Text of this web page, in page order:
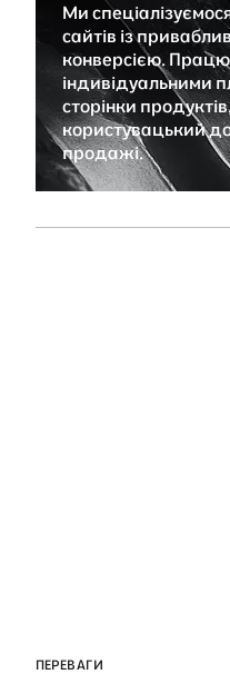
Ми
сайтів із
конверсією.
індивідуальними
сторінки
користувацький
продажі.
ПЕРЕВАГИ